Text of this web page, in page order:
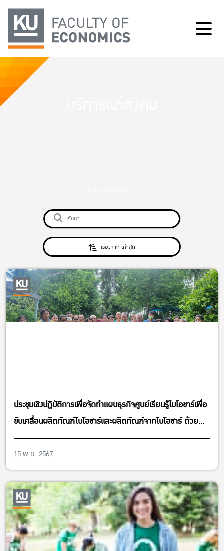
เรียงจาก เก่าสุด
ประชุมเชิงปฏิบัติการเพื่อจัดทำแผนธุรกิจศูนย์เรียนรู้ไบโอชาร์เพื่อ
ขับเคลื่อนผลิตภัณฑ์ไบโอชาร์และผลิตภัณฑ์จากไบโอชาร์ ด้วย
แพลตฟอร์ม Business Model Canvas (BMC)
15 พ.ย. 2567